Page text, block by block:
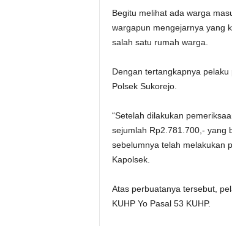
Begitu melihat ada warga
wargapun mengejarnya yang
salah satu rumah warga.
Dengan tertangkapnya
Polsek Sukorejo.
“Setelah dilakukan
sejumlah Rp2.781.700,- yang
sebelumnya telah melakukan
Kapolsek.
Atas perbuatanya tersebut,
KUHP Yo Pasal 53 KUHP.